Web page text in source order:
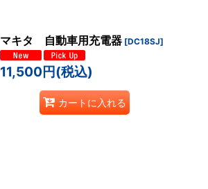
マキタ 自動車用充電器 [DC18SJ]
11,500 円(税込)
カートに入れる